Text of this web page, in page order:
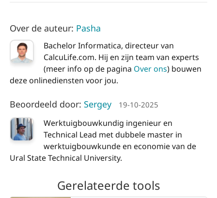
Over de auteur: Pasha
Bachelor Informatica, directeur van
CalcuLife.com. Hij en zijn team van experts
(meer info op de pagina Over ons) bouwen
deze onlinediensten voor jou.
Beoordeeld door: Sergey 19-10-2025
Werktuigbouwkundig ingenieur en
Technical Lead met dubbele master in
werktuigbouwkunde en economie van de
Ural State Technical University.
Gerelateerde tools